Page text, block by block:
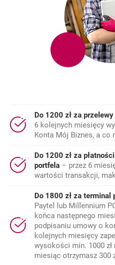
Do 1200 zł za przelewy
6 kolejnych miesięcy
Konta Mój Biznes, a co
Do 1200 zł za
portfela – przez 6
wartości transakcji,
Do 1800 zł za terminal
Paytel lub Millennium
końca następnego
podpisaniu umowy o
kolejnych miesięcy
wysokości min. 1000
miesiąc otrzymasz 300